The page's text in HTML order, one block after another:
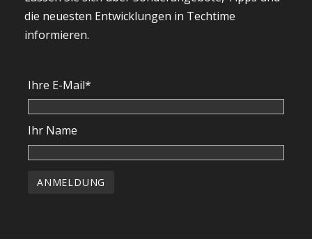
die neuesten Entwicklungen in Techtime
informieren.
Ihre E-Mail*
Ihr Name